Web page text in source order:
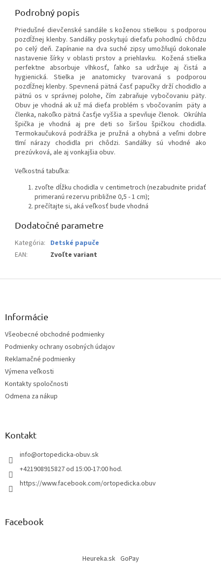
Podrobný popis
Priedušné dievčenské sandále s koženou stielkou s podporou
pozdĺžnej klenby. Sandálky poskytujú dieťaťu pohodlnú chôdzu
po celý deň. Zapínanie na dva suché zipsy umožňujú dokonale
nastavenie šírky v oblasti prstov a priehlavku. Kožená stielka
perfektne absorbuje vlhkosť, ľahko sa udržuje aj čistá a
hygienická. Stielka je anatomicky tvarovaná s podporou
pozdĺžnej klenby. Spevnená pätná časť papučky drží chodidlo a
pätnú os v správnej polohe, čím zabraňuje vybočovaniu päty.
Obuv je vhodná ak už má dieťa problém s vbočovaním päty a
členka, nakoľko pätná časťje vyššia a spevňuje členok. Okrúhla
špička je vhodná aj pre deti so širšou špičkou chodidla.
Termokaučuková podrážka je pružná a ohybná a veľmi dobre
tlmí nárazy chodidla pri chôdzi. Sandálky sú vhodné ako
prezúvková, ale aj vonkajšia obuv.
Veľkostná tabuľka:
zvoľte dĺžku chodidla v centimetroch (nezabudnite pridať
primeranú rezervu približne 0,5 - 1 cm);
prečítajte si, aká veľkosť bude vhodná
Dodatočné parametre
Kategória: Detské papuče
EAN: Zvoľte variant
Z
Informácie
Všeobecné obchodné podmienky
Podmienky ochrany osobných údajov
Reklamačné podmienky
Výmena veľkosti
Kontakty spoločnosti
Odmena za nákup
Kontakt
info@ortopedicka-obuv.sk
+421908915827 od 15:00-17:00 hod.
https://www.facebook.com/ortopedicka.obuv
Facebook
Heureka.sk GoPay